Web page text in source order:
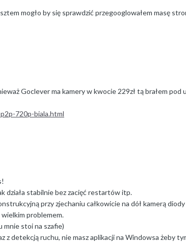
mogło by się sprawdzić przegooglowałem masę
Goclever ma kamery w kwocie 229zł tą brałem pod
720p-biala.html
działa stabilnie bez zacięć restartów itp.
przy zjechaniu całkowicie na dół kamerą
problemem.
mnie stoi na szafie)
z detekcją ruchu, nie masz aplikacji na Windowsa żeby